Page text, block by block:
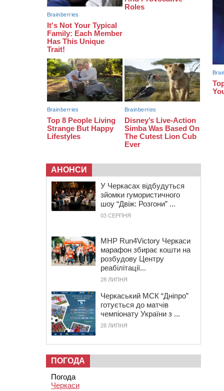
Проєкт просторового розвитку
Корсунь-Шевченківської громади
рекомендували до погодження
18:45 У Звенигородці влада заборонила
18:07 Боксерка з Черкащини готується
до чемпіонату Європи серед
молоді
АНОНСИ
У Черкасах відбудуться
зйомки гумористичного
шоу “Двіж: Розгони” ...
03 СЕРПНЯ
MHP Run4Victory Черкаси
марафон збирає кошти на
розбудову Центру
реабілітації...
28 ЛИПНЯ
Черкаський МСК “Дніпро”
готується до матчів
чемпіонату України з ...
28 ЛИПНЯ
ПОГОДА
Погода
Черкаси